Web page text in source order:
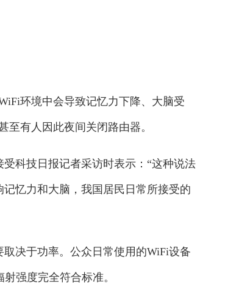
环境中会导致记忆力下降、大脑受
至有人因此夜间关闭路由器。
科技日报记者采访时表示：“这种说法
忆力和大脑，我国居民日常所接受的
决于功率。公众日常使用的WiFi设备
强度完全符合标准。